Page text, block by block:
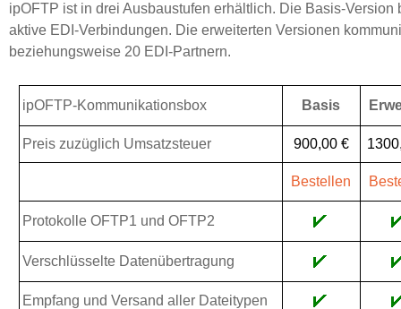
ipOFTP ist in drei Ausbaustufen erhältlich. Die Basis-Version
aktive EDI-Verbindungen. Die erweiterten Versionen
beziehungsweise 20 EDI-Partnern.
ipOFTP-Kommunikationsbox Basis
Preis zuzüglich Umsatzsteuer 900,00 €
Bestellen
Protokolle OFTP1 und OFTP2
Verschlüsselte Datenübertragung
Empfang und Versand aller Dateitypen